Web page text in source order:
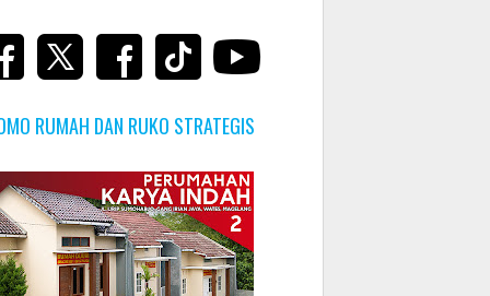
RUMAH DAN RUKO STRATEGIS